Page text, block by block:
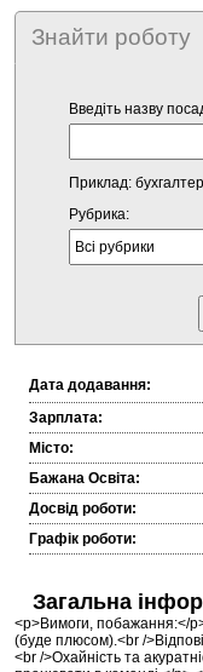
Знайти роботу
Введіть назву
Приклад:
Рубрика:
Дата додавання:
Зарплата:
Місто:
Бажана Освіта:
Досвід роботи:
Графік роботи:
Загальна
<p>Вимоги, побажання:</
(буде плюсом).<br /
<br />Охайність та